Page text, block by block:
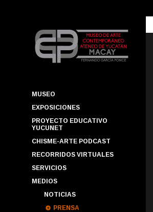
MUSEO
EXPOSICIONES
PROYECTO EDUCATIVO
YUCUNET
CHISME-ARTE PODCAST
RECORRIDOS VIRTUALES
SERVICIOS
MEDIOS
NOTICIAS
PRENSA